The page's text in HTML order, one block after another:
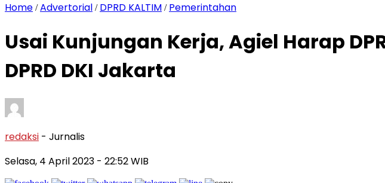
Home /Advertorial / DPRD KALTIM / Pemerintahan
Usai Kunjungan Kerja, Agiel Harap
DPRD DKI Jakarta
redaksi - Jurnalis
Selasa, 4 April 2023 - 22:52 WIB